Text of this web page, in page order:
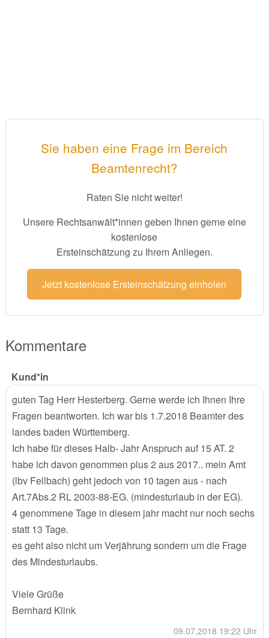
Sie haben eine Frage im Bereich
Beamtenrecht?
Raten Sie nicht weiter!
Unsere Rechtsanwält*innen geben Ihnen gerne eine
kostenlose
Ersteinschätzung zu Ihrem Anliegen.
Jetzt kostenlose Ersteinschätzung einholen
Kommentare
Kund*in
guten Tag Herr Hesterberg. Gerne werde ich Ihnen Ihre
Fragen beantworten. Ich war bis 1.7.2018 Beamter des
landes baden Württemberg.
Ich habe für dieses Halb- Jahr Anspruch auf 15 AT. 2
habe ich davon genommen plus 2 aus 2017.. mein Amt
(lbv Fellbach) geht jedoch von 10 tagen aus - nach
Art.7Abs.2 RL 2003-88-EG. (mindesturlaub in der EG).
4 genommene Tage in diesem jahr macht nur noch sechs
statt 13 Tage.
es geht also nicht um Verjährung sondern um die Frage
des Mindesturlaubs.
Viele Grüße
Bernhard Klink
09.07.2018 19:22 Uhr